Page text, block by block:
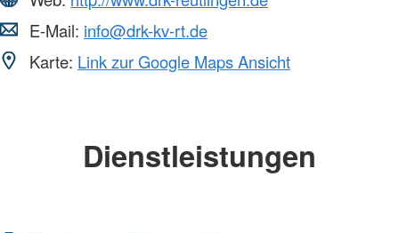
E-Mail: info@drk-kv-rt.de
Karte: Link zur Google Maps Ansicht
Dienstleistungen